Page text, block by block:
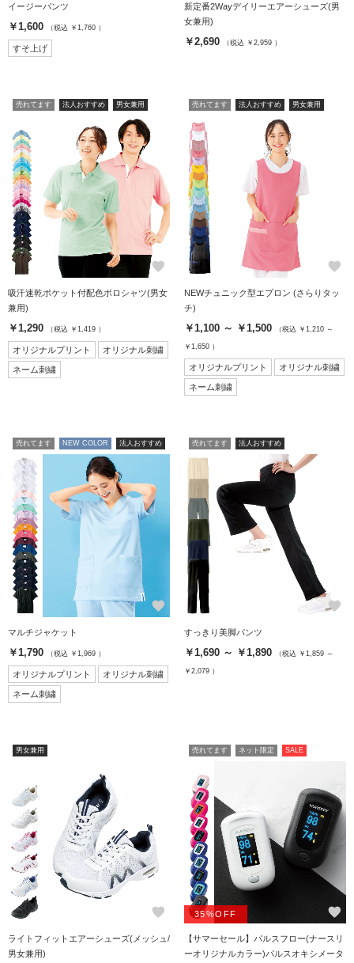
イージーパンツ
￥1,600 （税込 ￥1,760 ）
すそ上げ
新定番2Wayデイリーエアーシューズ(男
女兼用)
￥2,690 （税込 ￥2,959 ）
売れてます 法人おすすめ 男女兼用
favorite
吸汗速乾ポケット付配色ポロシャツ(男女
兼用)
￥1,290 （税込 ￥1,419 ）
オリジナルプリント オリジナル刺繍
ネーム刺繍
売れてます 法人おすすめ 男女兼用
favorite
NEWチュニック型エプロン (さらりタッ
チ)
￥1,100 ～ ￥1,500 （税込 ￥1,210 ～
￥1,650 ）
オリジナルプリント オリジナル刺繍
ネーム刺繍
売れてます NEW COLOR 法人おすすめ
favorite
マルチジャケット
￥1,790 （税込 ￥1,969 ）
オリジナルプリント オリジナル刺繍
ネーム刺繍
売れてます 法人おすすめ
favorite
すっきり美脚パンツ
￥1,690 ～ ￥1,890 （税込 ￥1,859 ～
￥2,079 ）
男女兼用
favorite
ライトフィットエアーシューズ(メッシュ/
男女兼用)
売れてます ネット限定 SALE
35%OFF favorite
【サマーセール】パルスフロー(ナースリ
ーオリジナルカラー)パルスオキシメータ